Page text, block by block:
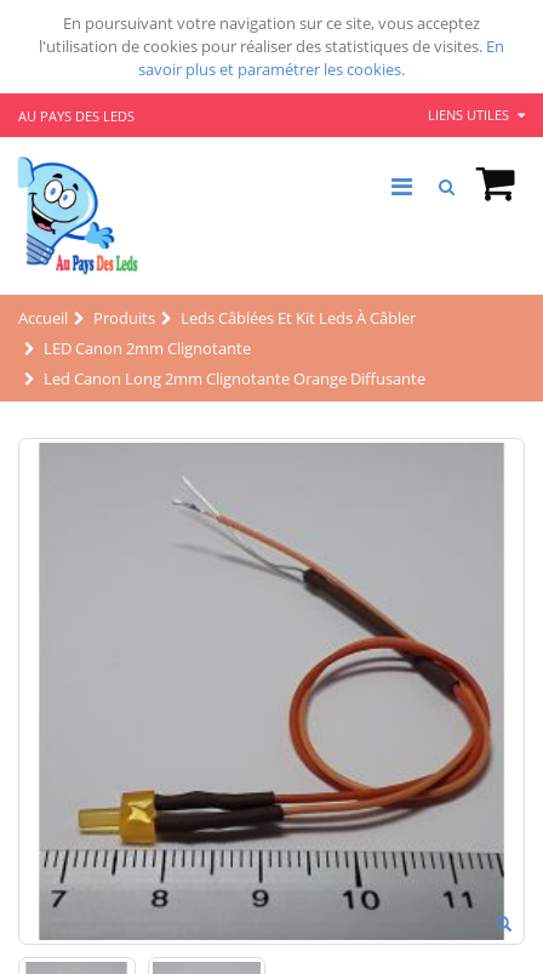
En poursuivant votre navigation sur ce site, vous acceptez
l'utilisation de cookies pour réaliser des statistiques de visites. En
savoir plus et paramétrer les cookies.
AU PAYS DES LEDS LIENS UTILES
Accueil Produits
Leds Câblées Et Kit Leds À Câbler
LED Canon 2mm Clignotante
Led Canon Long 2mm Clignotante Orange Diffusante